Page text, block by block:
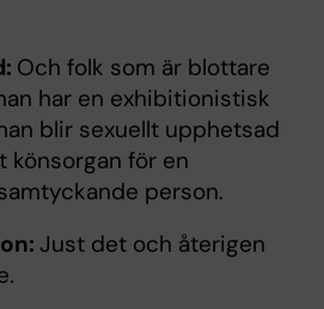
Och folk som är blottare
har en exhibitionistisk
blir sexuellt upphetsad
könsorgan för en
person.
Just det och återigen